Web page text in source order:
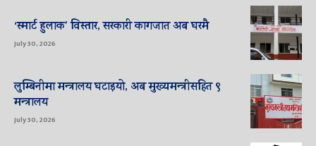
‘स्मार्ट हुलाक’ विस्तार, सरकारी कागजात अब घरमै
July 30, 2026
लुम्बिनीमा मन्त्रालय घटाइयो, अब मुख्यमन्त्रीसहित ९
मन्त्रालय
July 30, 2026